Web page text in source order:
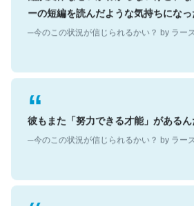
ーの短編を読んだような気持ちになっ
彼もまた「努力できる才能」があるん